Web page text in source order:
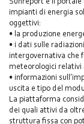
impianti di energia
oggettivi:
• la produzione
• i dati sulle
intergovernativa che
meteorologici relativi
• informazioni
uscita e tipo del
La piattaforma
dei quali attivi da
struttura fissa con